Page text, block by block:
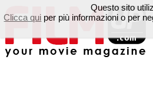
Questo sito
Clicca qui per più informazioni o per